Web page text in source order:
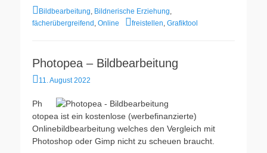
Kategorien
Bildbearbeitung, Bildnerische Erziehung,
fächerübergreifend , Online Schlagworte
freistellen, Grafiktool
Photopea – Bildbearbeitung
Veröffentlicht
11. August 2022
Ph
otopea ist ein kostenlose (werbefinanzierte)
Onlinebildbearbeitung welches den Vergleich mit
Photoshop oder Gimp nicht zu scheuen braucht.